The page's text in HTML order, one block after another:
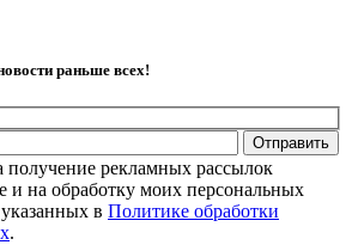
раньше всех!
Отправить
получение рекламных рассылок
и на обработку моих персональных
в Политике обработки
.